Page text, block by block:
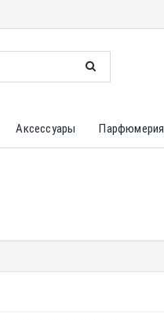
Аксессуары Парфюмерия